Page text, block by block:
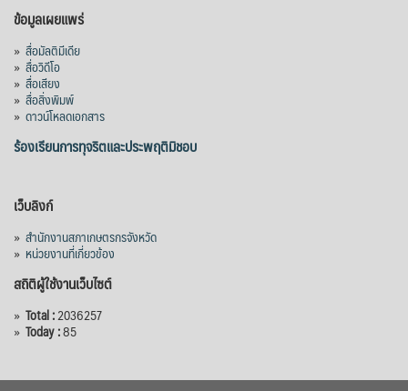
เมื่อวันที่ 5 สิงหาคม 2569 คณะรัฐมนตรีมีมติ
อนุมัติโครงการอ่างเก็บน้ำคลองวังโตนด
จังหวัดจันทบุรี กรอบวงเงิน 7,200 ล้านบาท
กำหนดระยะเวลาดำเนินงาน 7 ปี (พ.ศ. 2570–
2576) โดยโครงการมีความจุ 99.50 ล้าน
ลูกบาศก์เมตร สามารถสนับสนุนพื้นที่
ชลประทานกว่า 87,700 ไร่ เพิ่ม
View on Facebook
ข้อมูลเผยแพร่
» สื่อมัลติมีเดีย
» สื่อวิดีโอ
» สื่อเสียง
» สื่อสิ่งพิมพ์
» ดาวน์โหลดเอกสาร
ร้องเรียนการทุจริตและประพฤติมิชอบ
เว็บลิงก์
» สำนักงานสภาเกษตรกรจังหวัด
» หน่วยงานที่เกี่ยวข้อง
สถิติผู้ใช้งานเว็บไซต์
» Total :2036257
» Today :85